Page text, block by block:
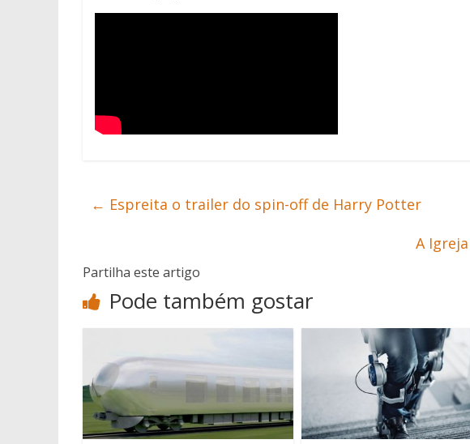
← Espreita o trailer do spin-off de Harry Potter
A
Partilha este artigo
Pode também gostar